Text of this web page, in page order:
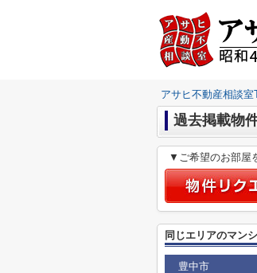
アサヒ不動産相談室
過去掲載物
▼ご希望のお部屋
同じエリアのマン
豊中市